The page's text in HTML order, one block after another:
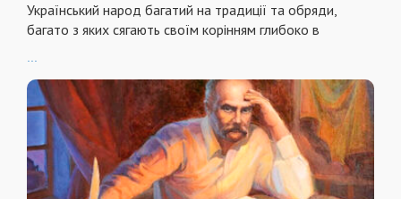
Український народ багатий на традиції та обряди,
багато з яких сягають своїм корінням глибоко в